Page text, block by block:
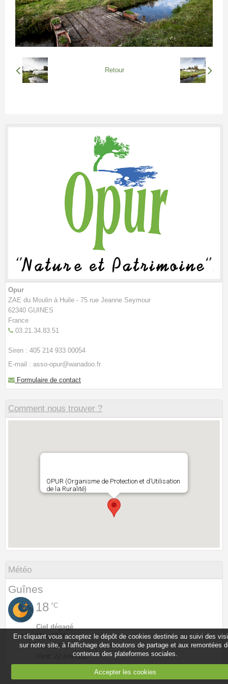
Retour
Opur
ZAE du Moulin à Huile - 75 rue Jeanne Seymour
62340 GUINES
France
03.21.34.83.51
Siren : 405 214 933 00054
E-mail : asso-opur@wanadoo.fr
Formulaire de contact
Comment nous trouver ?
OPUR (Organisme de Protection et d’Utilisation
de la Ruralité)
Météo
Guînes
18 °C
Ciel dégagé
Min: 18 °C
Max: 18 °C
Vent: 22 kmh 218°
En cliquant vous acceptez le dépôt de cookies destinés au suivi des
sur notre site, à l'affichage des boutons de partage et aux remontées
contenus des plateformes sociales.
Accepter les cookies